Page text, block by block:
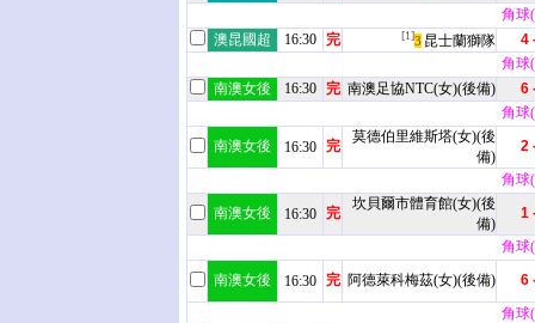
角球
澳昆國超
16:30 完 [1]3 昆士蘭獅隊
4
角球
南澳女後
16:30 完 南澳足協NTC(女)(後備)
6
角球
南澳女後
16:30 完
莫德伯里維斯塔(女)(後
備)
2
角球
南澳女後
16:30 完
坎貝爾市體育館(女)(後
備)
1
角球
南澳女後
16:30 完 阿德萊科梅茲(女)(後備)
6
角球